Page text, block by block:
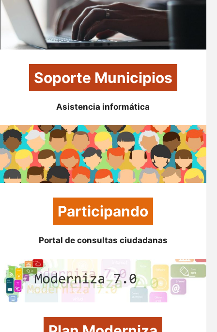
Soporte Municipios
Asistencia informática
Participando
Portal de consultas ciudadanas